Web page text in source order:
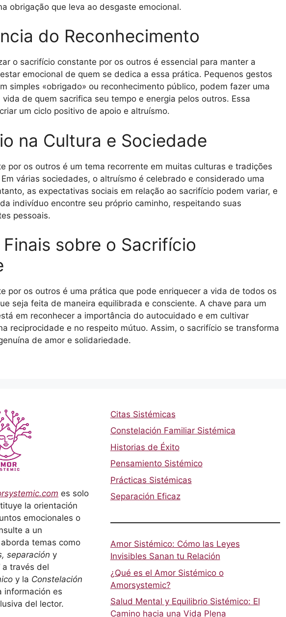
obrigação que leva ao desgaste emocional.
do Reconhecimento
o sacrifício constante por os outros é essencial para manter a
emocional de quem se dedica a essa prática. Pequenos gestos
simples «obrigado» ou reconhecimento público, podem fazer uma
de quem sacrifica seu tempo e energia pelos outros. Essa
um ciclo positivo de apoio e altruísmo.
na Cultura e Sociedade
por os outros é um tema recorrente em muitas culturas e tradições
várias sociedades, o altruísmo é celebrado e considerado uma
as expectativas sociais em relação ao sacrifício podem variar, e
indivíduo encontre seu próprio caminho, respeitando suas
pessoais.
Finais sobre o Sacrifício
por os outros é uma prática que pode enriquecer a vida de todos os
seja feita de maneira equilibrada e consciente. A chave para um
em reconhecer a importância do autocuidado e em cultivar
reciprocidade e no respeito mútuo. Assim, o sacrifício se transforma
de amor e solidariedade.
es solo
la orientación
emocionales o
a un
temas como
separación y
a través del
y la Constelación
información es
del lector.
Citas Sistémicas
Constelación Familiar Sistémica
Historias de Éxito
Pensamiento Sistémico
Prácticas Sistémicas
Separación Eficaz
Amor Sistémico: Cómo las Leyes
Invisibles Sanan tu Relación
¿Qué es el Amor Sistémico o
Amorsystemic?
Salud Mental y Equilibrio Sistémico: El
Camino hacia una Vida Plena